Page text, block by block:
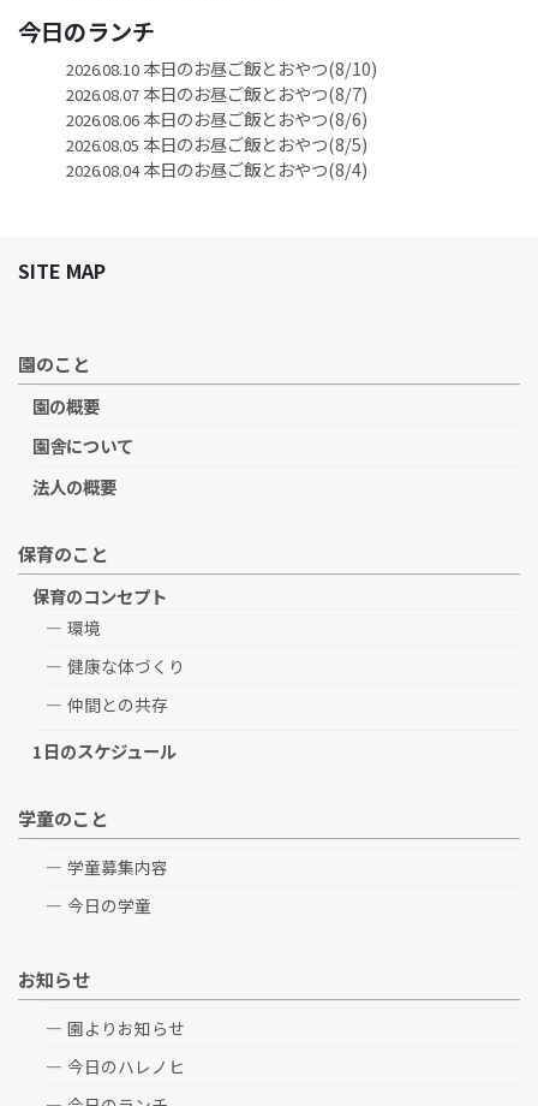
今日のランチ
2026.08.10本日のお昼ご飯とおやつ(8/10)
2026.08.07本日のお昼ご飯とおやつ(8/7)
2026.08.06本日のお昼ご飯とおやつ(8/6)
2026.08.05 本日のお昼ご飯とおやつ(8/5)
2026.08.04本日のお昼ご飯とおやつ(8/4)
SITE MAP
園のこと
園の概要
園舎について
法人の概要
保育のこと
保育のコンセプト
環境
健康な体づくり
仲間との共存
1日のスケジュール
学童のこと
学童募集内容
今日の学童
お知らせ
園よりお知らせ
今日のハレノヒ